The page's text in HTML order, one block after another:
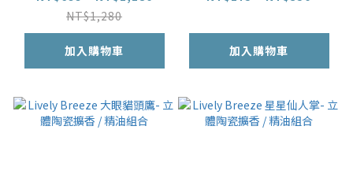
NT$1,280
加入購物車 加入購物車